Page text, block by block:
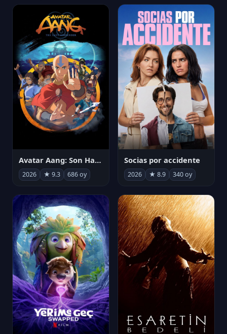
Avatar Aang: Son Havabükücü
2026 ★ 9.3 686 oy
Socias por accidente
2026 ★ 8.9 340 oy